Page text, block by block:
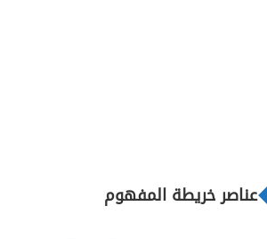
عناصر خريطة المفهوم